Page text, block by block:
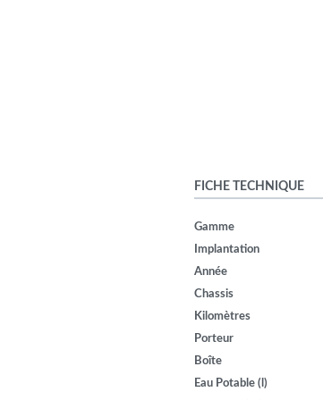
FICHE TECHNIQUE
Gamme
Implantation
Année
Chassis
Kilomètres
Porteur
Boîte
Eau Potable (l)